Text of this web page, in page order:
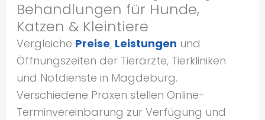
Behandlungen für Hunde,
Katzen & Kleintiere
Vergleiche Preise, Leistungen und
Öffnungszeiten der Tierärzte, Tierkliniken
und Notdienste in Magdeburg.
Verschiedene Praxen stellen Online-
Terminvereinbarung zur Verfügung und